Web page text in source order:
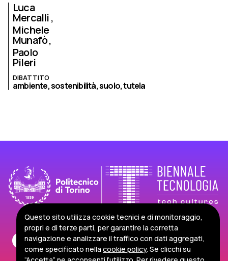
Luca
Mercalli
Michele
Munafò
Paolo
Pileri
DIBATTITO
ambiente,sostenibilità,suolo,tutela
Questo sito utilizza cookie tecnici e di monitoraggio,
propri e di terze parti, per garantire la corretta
navigazione e analizzare il traffico con dati aggregati,
come specificato nella cookie policy. Se clicchi su